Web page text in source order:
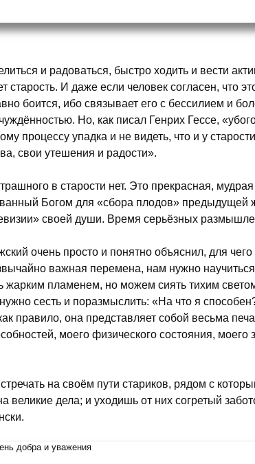
и радоваться, быстро ходить и вести
старость. И даже если человек согласен, что
боится, ибо связывает его с бессилием и
Но, как писал Генрих Гессе,
процессу упадка и не видеть, что и у
свои утешения и радости».
в старости нет. Это прекрасная,
Богом для «сбора плодов» предыдущей
своей души. Время серьёзных
очень просто и понятно объяснил, для
важная перемена, нам нужно
жарким пламенем, но можем сиять тихим
сесть и поразмыслить: «На что я
правило, она представляет собой весьма
моего физического состояния, моего
на своём пути стариков, рядом с
дела; и уходишь от них согретый